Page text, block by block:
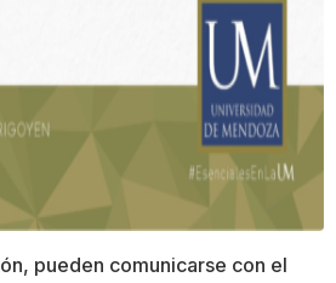
pueden comunicarse con el